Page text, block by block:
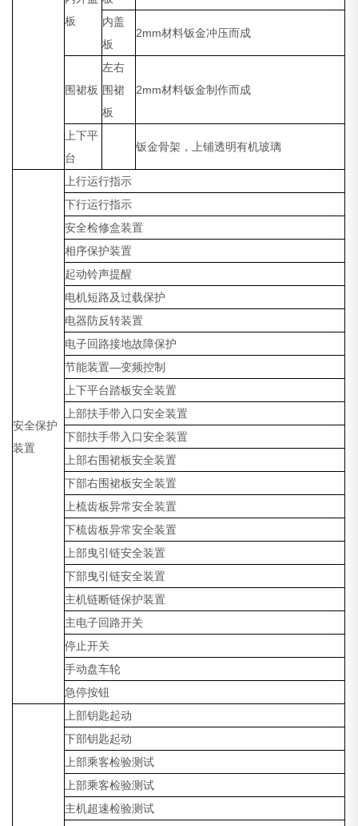
板
内盖
板
2mm材料钣金冲压而成
围裙板
左右
围裙
板
2mm材料钣金制作而成
上下平
台
钣金骨架，上铺透明有机玻璃
安全保护
装置
上行运行指示
下行运行指示
安全检修盒装置
相序保护装置
起动铃声提醒
电机短路及过载保护
电器防反转装置
电子回路接地故障保护
节能装置—变频控制
上下平台踏板安全装置
上部扶手带入口安全装置
下部扶手带入口安全装置
上部右围裙板安全装置
下部右围裙板安全装置
上梳齿板异常安全装置
下梳齿板异常安全装置
上部曳引链安全装置
下部曳引链安全装置
主机链断链保护装置
主电子回路开关
停止开关
手动盘车轮
急停按钮
上部钥匙起动
下部钥匙起动
上部乘客检验测试
上部乘客检验测试
主机超速检验测试